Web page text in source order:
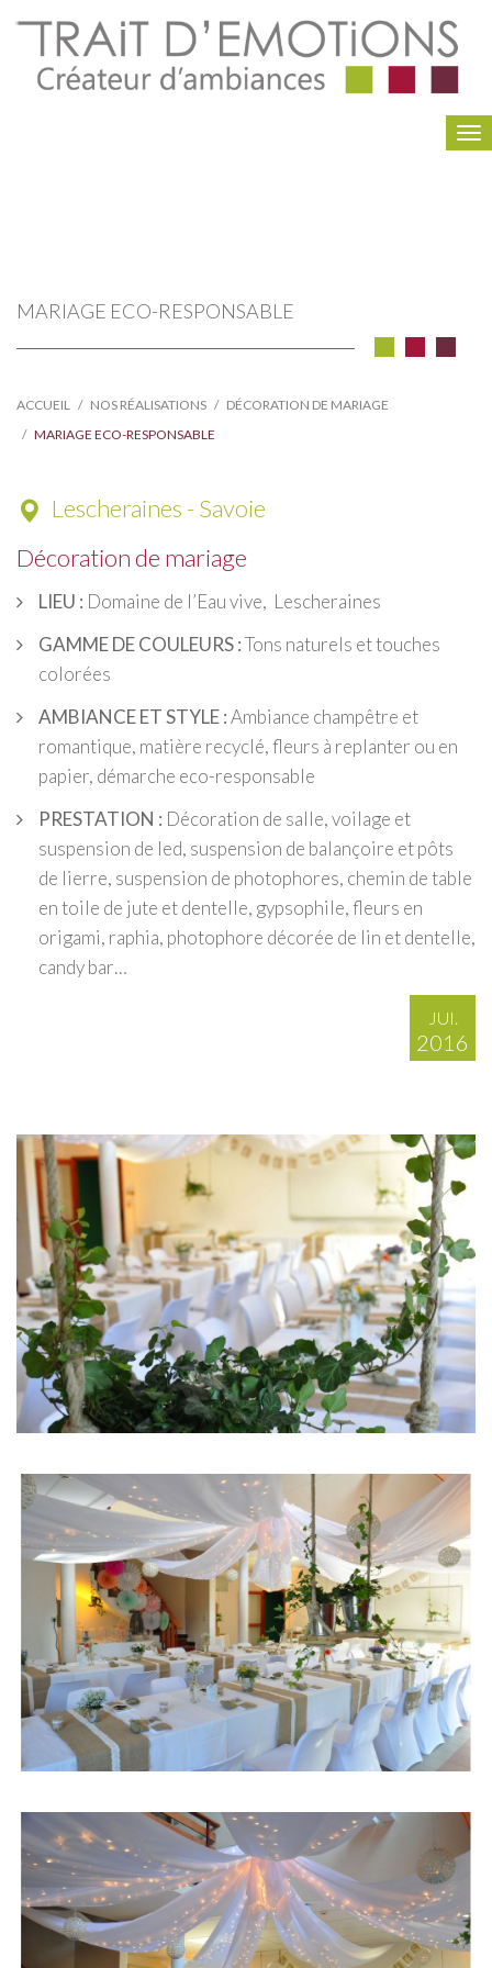
MARIAGE ECO-RESPONSABLE
ACCUEIL NOS RÉALISATIONS
DÉCORATION DE MARIAGE
MARIAGE ECO-RESPONSABLE
Lescheraines - Savoie
Décoration de mariage
LIEU : Domaine de l’Eau vive, Lescheraines
GAMME DE COULEURS :Tons naturels et touches
colorées
AMBIANCE ET STYLE :Ambiance champêtre et
romantique, matière recyclé, fleurs à replanter ou en
papier, démarche eco-responsable
PRESTATION : Décoration de salle, voilage et
suspension de led, suspension de balançoire et pôts
de lierre, suspension de photophores, chemin de table
en toile de jute et dentelle, gypsophile, fleurs en
origami, raphia, photophore décorée de lin et dentelle,
candy bar…
JUI.
2016